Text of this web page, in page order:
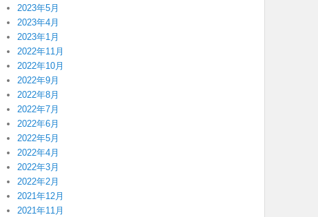
2023年5月
2023年4月
2023年1月
2022年11月
2022年10月
2022年9月
2022年8月
2022年7月
2022年6月
2022年5月
2022年4月
2022年3月
2022年2月
2021年12月
2021年11月